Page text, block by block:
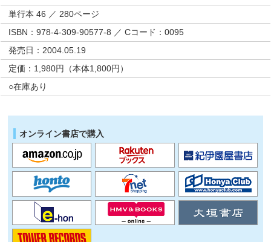
単行本 46 ／ 280ページ
ISBN：978-4-309-90577-8 ／ Cコード：0095
発売日：2004.05.19
定価：1,980円（本体1,800円）
○在庫あり
オンライン書店で購入